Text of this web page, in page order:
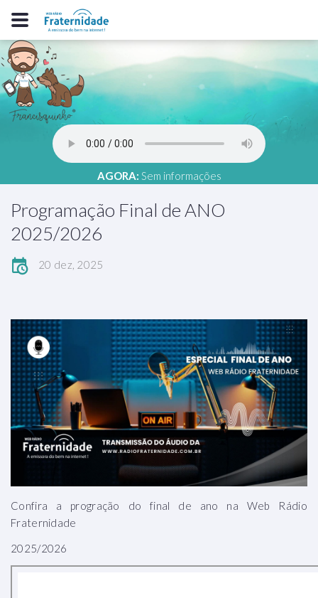
AGORA: Sem informações
Programação Final de ANO
2025/2026
20 dez, 2025
Confira a progração do final de ano na Web Rádio
Fraternidade
2025/2026